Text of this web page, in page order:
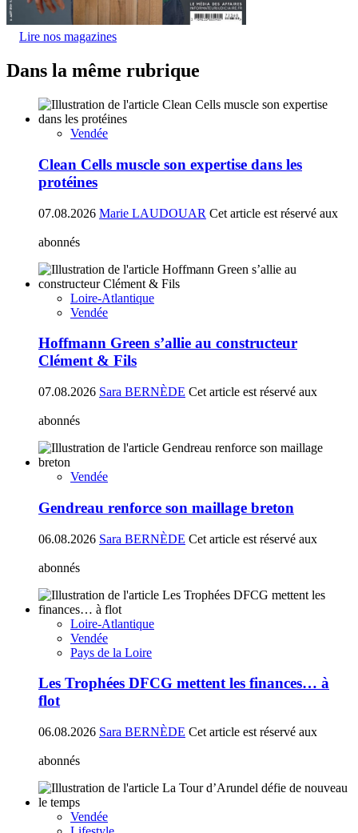
Lire nos magazines
Dans la même rubrique
Vendée
Clean Cells muscle son expertise dans les
protéines
07.08.2026 Marie LAUDOUAR Cet article est réservé aux
abonnés
Loire-Atlantique
Vendée
Hoffmann Green s’allie au constructeur
Clément & Fils
07.08.2026 Sara BERNÈDE Cet article est réservé aux
abonnés
Vendée
Gendreau renforce son maillage breton
06.08.2026 Sara BERNÈDE Cet article est réservé aux
abonnés
Loire-Atlantique
Vendée
Pays de la Loire
Les Trophées DFCG mettent les finances… à
flot
06.08.2026 Sara BERNÈDE Cet article est réservé aux
abonnés
Vendée